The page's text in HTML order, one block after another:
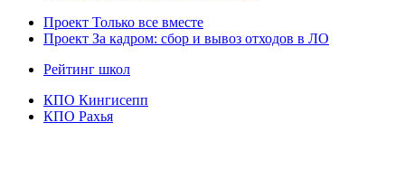
Проект Только все вместе
Проект За кадром: сбор и вывоз отходов в ЛО
Рейтинг школ
КПО Кингисепп
КПО Рахья